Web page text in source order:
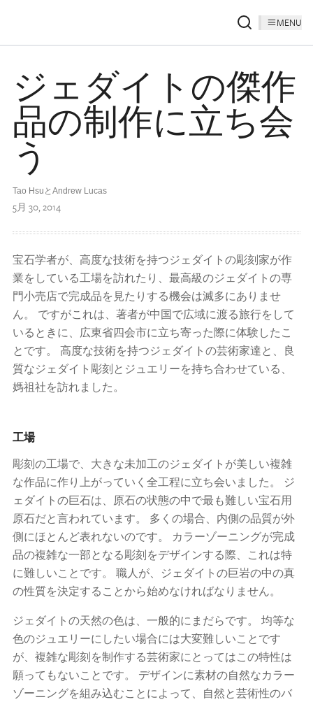
MENU
ジェダイトの傑作
品の制作に立ち会
う
Tao HsuとAndrew Lucas
5月 30, 2014
宝石学者が、高度な技術を持つジェダイトの彫刻家が作
業をしている工場を訪れたり、最高級のジェダイトの専
門小売店で完成品を見たりする機会は滅多にありませ
ん。 ですがこれは、著者が中国で広域に渡る旅行をして
いるときに、広東省四会市に立ち寄った際に体験したこ
とです。 高度な技術を持つジェダイトの芸術家達と、良
質なジェダイト彫刻とジュエリーを持ち合わせている、
媽祖社を訪れました。
工場
彫刻の工場で、大きな未加工のジェダイトが美しい複雑
な作品に作り上がっていく全工程に立ち会いました。 ジ
ェダイトの巨石は、原石の状態の中で最も難しい宝石用
原石だと言われています。 多くの場合、内側の品質が外
側にほとんど表れないのです。 カラーゾーニングが完成
品の複雑な一部となる彫刻をデザインする際、これは特
に難しいことです。 職人が、ジェダイトの巨岩の中の真
の性質を決定することから始めなければなりません。
ジェダイトの天然の色は、一般的にまだらです。 均等な
色のジュエリーにしたい場合には大変難しいことです
が、複雑な彫刻を制作する芸術家にとってはこの特性は
願ってもないことです。 デザインに素材の自然なカラー
ゾーニングを組み込むことによって、自然と芸術性のバ